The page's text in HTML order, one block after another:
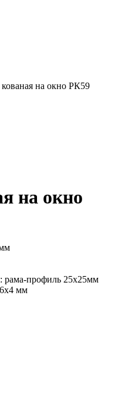
на окно РК59
на окно
рама-профиль 25х25мм
мм